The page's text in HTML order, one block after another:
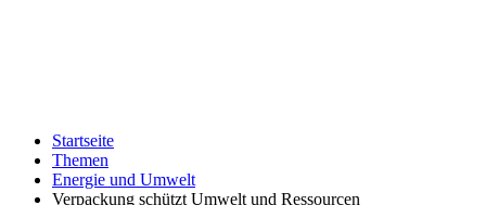
Startseite
Themen
Energie und Umwelt
Verpackung schützt Umwelt und Ressourcen